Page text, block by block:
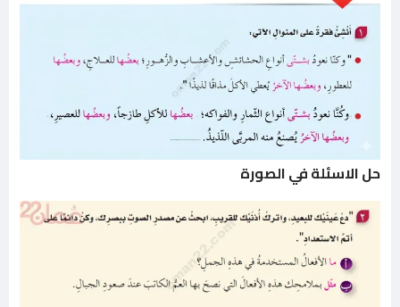
حل الاسئلة في الصورة